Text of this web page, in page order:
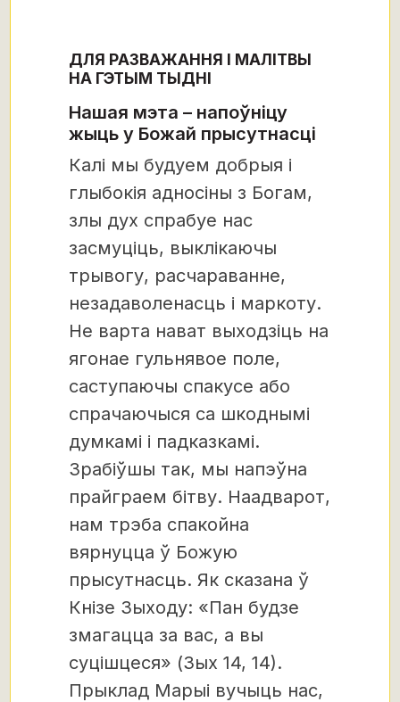
ДЛЯ РАЗВАЖАННЯ І МАЛІТВЫ
НА ГЭТЫМ ТЫДНІ
Нашая мэта – напоўніцу
жыць у Божай прысутнасці
Калі мы будуем добрыя і
глыбокія адносіны з Богам,
злы дух спрабуе нас
засмуціць, выклікаючы
трывогу, расчараванне,
незадаволенасць і маркоту.
Не варта нават выходзіць на
ягонае гульнявое поле,
саступаючы спакусе або
спрачаючыся са шкоднымі
думкамі і падказкамі.
Зрабіўшы так, мы напэўна
прайграем бітву. Наадварот,
нам трэба спакойна
вярнуцца ў Божую
прысутнасць. Як сказана ў
Кнізе Зыходу: «Пан будзе
змагацца за вас, а вы
суцішцеся» (Зых 14, 14).
Прыклад Марыі вучыць нас,